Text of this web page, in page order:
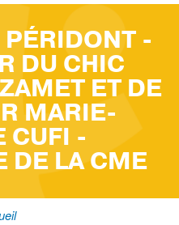
-
DU CHIC
ET DE
MARIE-
CUFI -
DE LA CME